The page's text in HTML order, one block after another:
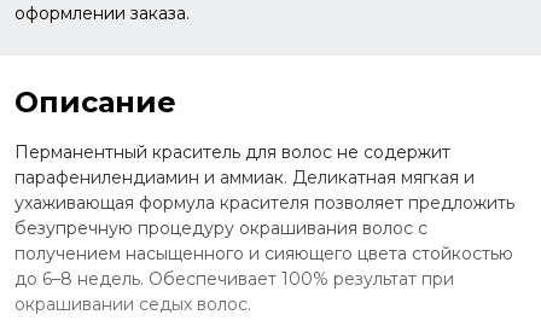
оформлении заказа.
Описание
Перманентный краситель для волос не содержит
парафенилендиамин и аммиак. Деликатная мягкая и
ухаживающая формула красителя позволяет предложить
безупречную процедуру окрашивания волос с
получением насыщенного и сияющего цвета стойкостью
до 6–8 недель. Обеспечивает 100% результат при
окрашивании седых волос.